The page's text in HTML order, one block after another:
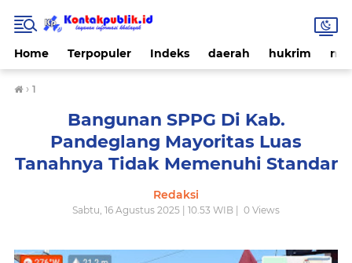
Home Terpopuler Indeks daerah hukrim
› 1
Bangunan SPPG Di Kab.
Pandeglang Mayoritas Luas
Tanahnya Tidak Memenuhi Standar
Redaksi
Sabtu, 16 Agustus 2025 | 10.53 WIB | 0 Views